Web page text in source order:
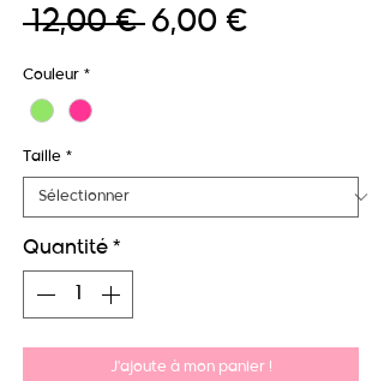
12,00 € Prix
6,00 €Prix
Couleur *
Taille *
Quantité *
J'ajoute à mon panier !